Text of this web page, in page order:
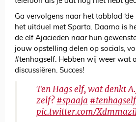
Ga vervolgens naar het tabblad ‘de
het uitduel met Sparta. Daarna is
de elf Ajacieden naar hun
jouw opstelling delen op socials,
#tenhagself. Hebben wij weer wat
discussiëren. Succes!
Ten Hags elf, wat denkt
zelf?#spaaja #tenhagself
pic.twitter.com/